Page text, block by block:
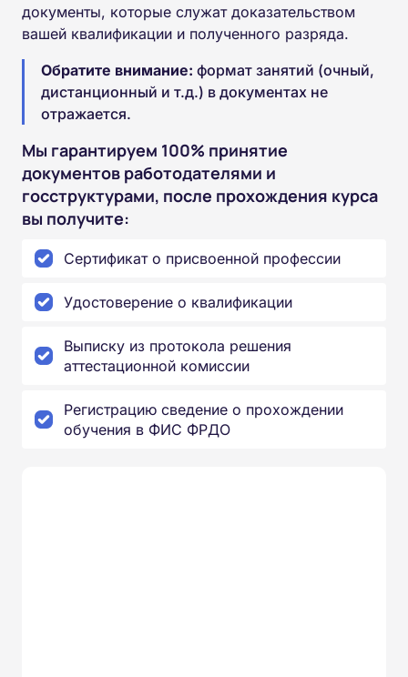
документы, которые служат доказательством
вашей квалификации и полученного разряда.
Обратите внимание: формат занятий (очный,
дистанционный и т.д.) в документах не
отражается.
Мы гарантируем 100% принятие
документов работодателями и
госструктурами, после прохождения курса
вы получите:
Сертификат о присвоенной профессии
Удостоверение о квалификации
Выписку из протокола решения
аттестационной комиссии
Регистрацию сведение о прохождении
обучения в ФИС ФРДО